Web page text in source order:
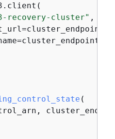
recovery-cluster" ,
(